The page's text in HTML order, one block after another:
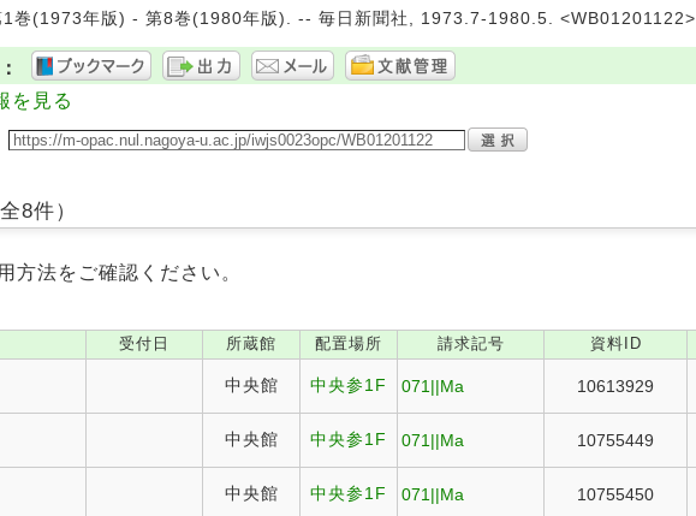
1巻(1973年版) - 第8巻(1980年版). -- 毎日新聞社, 1973.7-1980.5. <WB01201122>
を見る
8件）
方法をご確認ください。
受付日 所蔵館 配置場所 請求記号 資料ID
中央館 中央参1F 071||Ma 10613929
中央館 中央参1F 071||Ma 10755449
中央館 中央参1F 071||Ma 10755450